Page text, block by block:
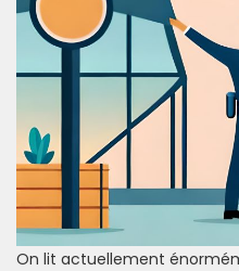
On lit actuellement